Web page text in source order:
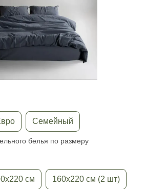
Семейный
белья по размеру
см 160х220 см (2 шт)